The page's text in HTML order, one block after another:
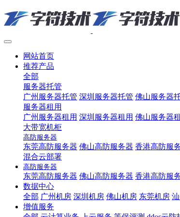
网站首页
推荐产品
全部
服务器托管
广州服务器托管 深圳服务器托管 佛山服务器
服务器租用
广州服务器租用 深圳服务器租用 佛山服务器
大带宽机柜
高防服务器
东莞高防服务器 佛山高防服务器 香港高防服
混合云部署
高防服务器
东莞高防服务器 佛山高防服务器 香港高防服
数据中心
全部 广州机房 深圳机房 佛山机房 东莞机房
增值服务